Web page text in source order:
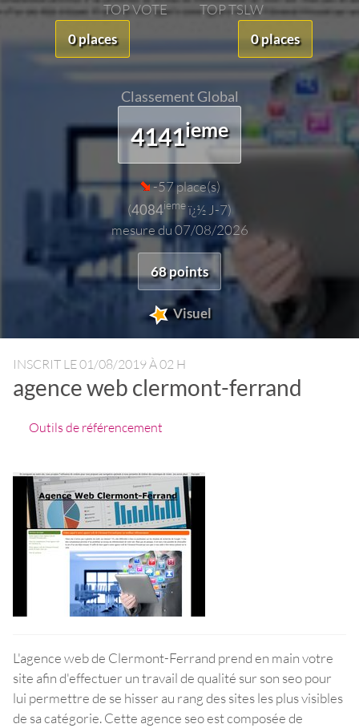
TOP VOTE
0 places
TOP TSLW
0 places
Classement Global
4141ieme
-57 place(s)
(4084iemeï¿½ J-7)
mesure du 07/08/2026
68 points
Visuel
INSCRIT LE01/08/2019 À 02 H
agence web clermont-ferrand
Outils de référencement
L'agence web de Clermont-Ferrand prend en main votre
site afin d'effectuer un travail de qualité sur son seo pour
lui permettre de se hisser au rang des sites les plus visibles
de sa catégorie. Cette agence seo est composée de